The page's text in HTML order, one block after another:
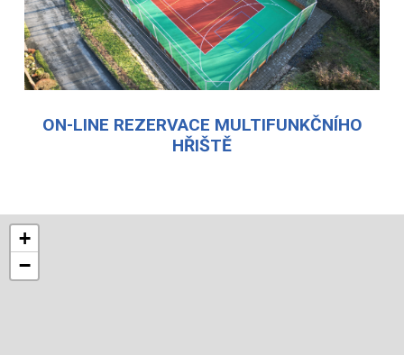
ON-LINE REZERVACE MULTIFUNKČNÍHO
HŘIŠTĚ
+
−